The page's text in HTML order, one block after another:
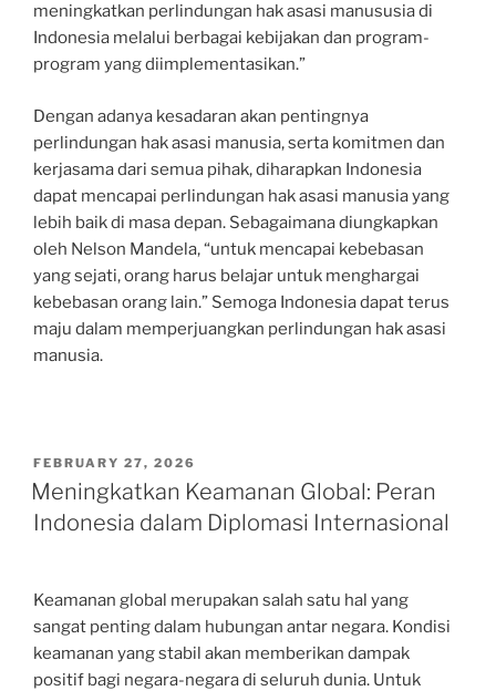
meningkatkan perlindungan hak asasi manususia di
Indonesia melalui berbagai kebijakan dan program-
program yang diimplementasikan.”
Dengan adanya kesadaran akan pentingnya
perlindungan hak asasi manusia, serta komitmen dan
kerjasama dari semua pihak, diharapkan Indonesia
dapat mencapai perlindungan hak asasi manusia yang
lebih baik di masa depan. Sebagaimana diungkapkan
oleh Nelson Mandela, “untuk mencapai kebebasan
yang sejati, orang harus belajar untuk menghargai
kebebasan orang lain.” Semoga Indonesia dapat terus
maju dalam memperjuangkan perlindungan hak asasi
manusia.
POSTED
ON
FEBRUARY 27, 2026
Meningkatkan Keamanan Global: Peran
Indonesia dalam Diplomasi Internasional
Keamanan global merupakan salah satu hal yang
sangat penting dalam hubungan antar negara. Kondisi
keamanan yang stabil akan memberikan dampak
positif bagi negara-negara di seluruh dunia. Untuk